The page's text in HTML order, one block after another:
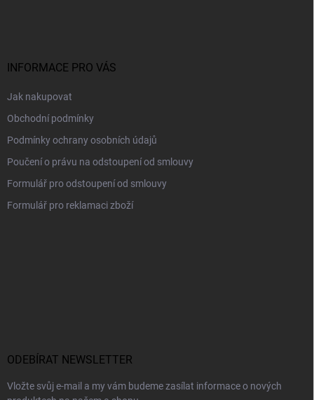
INFORMACE PRO VÁS
Jak nakupovat
Obchodní podmínky
Podmínky ochrany osobních údajů
Poučení o právu na odstoupení od smlouvy
Formulář pro odstoupení od smlouvy
Formulář pro reklamaci zboží
ODEBÍRAT NEWSLETTER
Vložte svůj e-mail a my vám budeme zasílat informace o nových